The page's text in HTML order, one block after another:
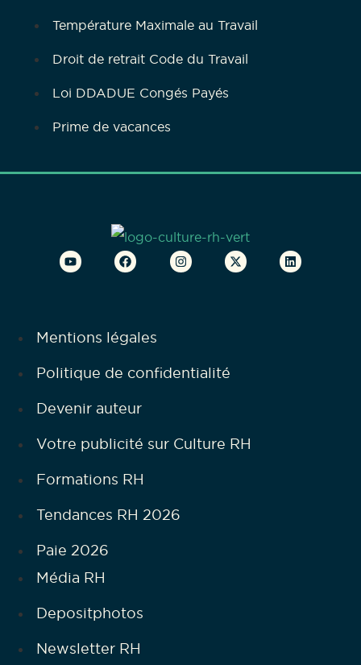
Température Maximale au Travail
Droit de retrait Code du Travail
Loi DDADUE Congés Payés
Prime de vacances
Mentions légales
Politique de confidentialité
Devenir auteur
Votre publicité sur Culture RH
Formations RH
Tendances RH 2026
Paie 2026
Média RH
Depositphotos
Newsletter RH